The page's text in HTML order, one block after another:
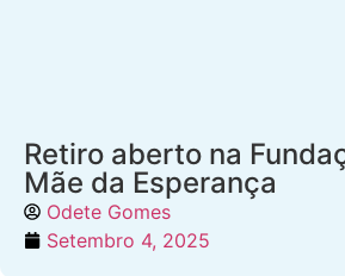
Retiro aberto na
Mãe da Esperança
Odete Gomes
Setembro 4, 2025